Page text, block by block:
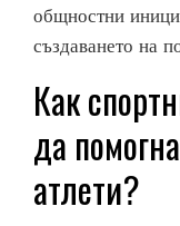
общностни
създаването на
Как
да
атлети?